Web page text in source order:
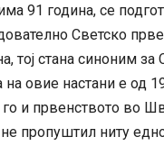
91 година, се
Светско
тој стана синоним за
на овие настани е од
го и првенството во
не пропуштил ниту